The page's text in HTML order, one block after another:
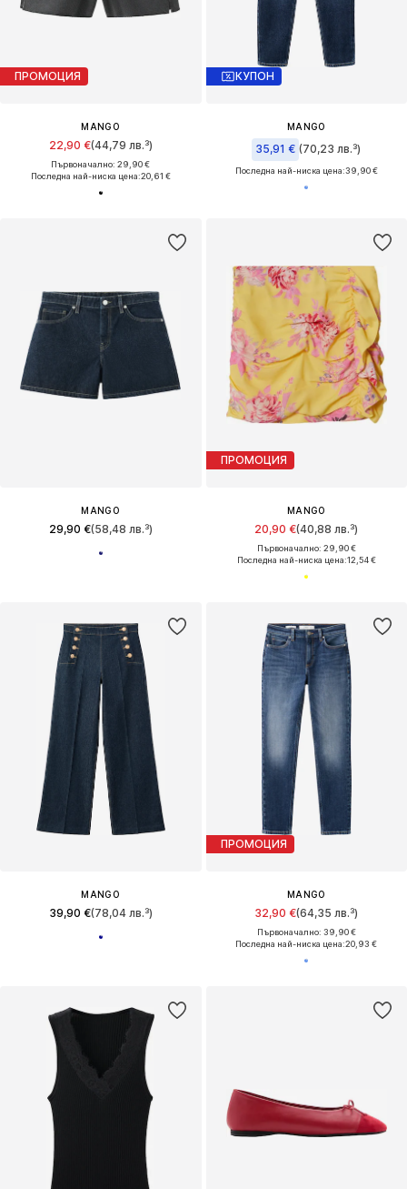
ПРОМОЦИЯ
MANGO
22,90 €(44,79 лв.³)
Първоначално: 29,90 €
Последна най-ниска цена:20,61 €
КУПОН
MANGO
35,91 € (70,23 лв.³)
Последна най-ниска цена:39,90 €
MANGO
29,90 €(58,48 лв.³)
ПРОМОЦИЯ
MANGO
20,90 €(40,88 лв.³)
Първоначално: 29,90 €
Последна най-ниска цена:12,54 €
MANGO
39,90 €(78,04 лв.³)
ПРОМОЦИЯ
MANGO
32,90 €(64,35 лв.³)
Първоначално: 39,90 €
Последна най-ниска цена:20,93 €